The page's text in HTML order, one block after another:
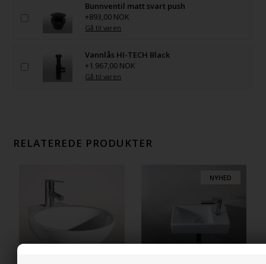
Bunnventil matt svart push
+893,00 NOK
Gå til varen
Vannlås HI-TECH Black
+1.967,00 NOK
Gå til varen
RELATEREDE PRODUKTER
NYHED